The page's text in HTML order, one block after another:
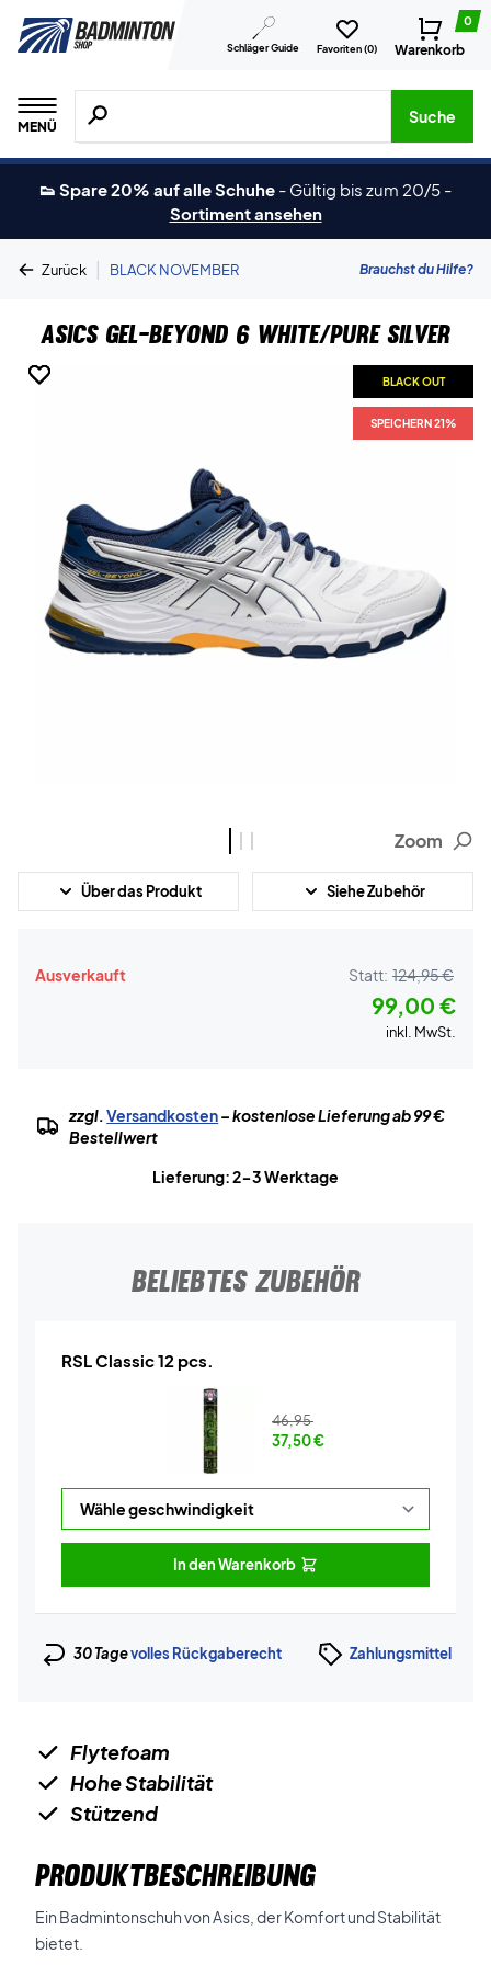
Schläger Guide Favoriten (0)
0
Warenkorb
MENÜ
Suche nach Produkten, Marken usw.
Suche
👟 Spare 20% auf alle Schuhe - Gültig bis zum 20/5 -
Sortiment ansehen
Zurück | BLACK NOVEMBER Brauchst du Hilfe?
Asics Gel-Beyond 6 White/Pure Silver
BLACK OUT
SPEICHERN 21%
BLACK OUT
SPEICHERN 21%
BLACK OUT
SPEICHERN 21%
Zoom
Über das Produkt Siehe Zubehör
Ausverkauft Statt: 124,95 €
99,00 €
inkl. MwSt.
zzgl.Versandkosten– kostenlose Lieferung ab 99 €
Bestellwert
Lieferung: 2-3 Werktage
BELIEBTES ZUBEHÖR
RSL Classic 12 pcs.
46,95
37,50€
In den Warenkorb
30 Tagevolles Rückgaberecht Zahlungsmittel
Flytefoam
Hohe Stabilität
Stützend
PRODUKTBESCHREIBUNG
Ein Badmintonschuh von Asics, der Komfort und Stabilität
bietet.